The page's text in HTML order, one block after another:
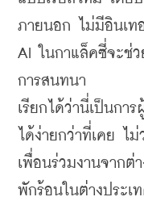
ภายนอก ไม่มีอินเท
AI ในกาแล็คซี่จะช่
การสนทนา
เรียกได้ว่านี่เป็นกา
ได้ง่ายกว่าที่เคย ไ
เพื่อนร่วมงานจากต่
พักร้อนในต่างประเ